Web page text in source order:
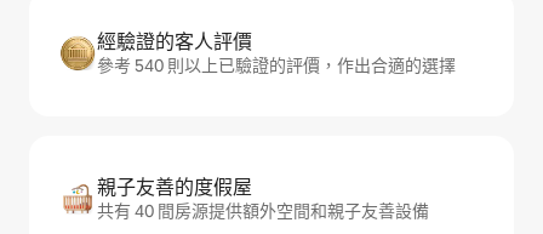
經驗證的客人評價
參考 540 則以上已驗證的評價，作出合適的選擇
親子友善的度假屋
共有 40 間房源提供額外空間和親子友善設備